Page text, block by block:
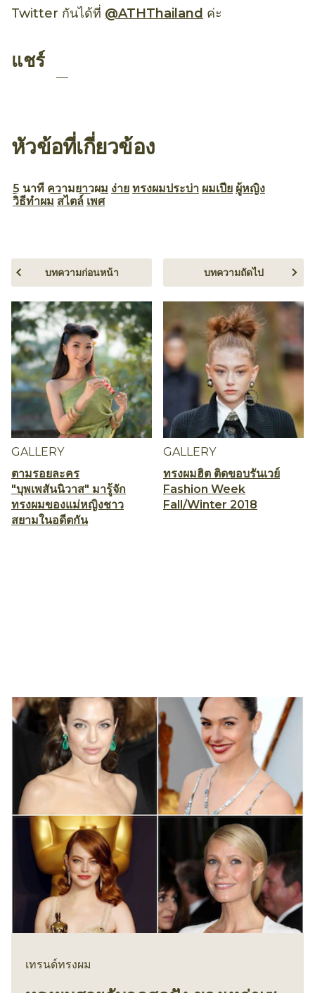
Twitter กันได้ที่ @ATHThailand ค่ะ
แชร์
หัวข้อที่เกี่ยวข้อง
5 นาที ความยาวผม ง่าย ทรงผมประบ่า ผมเปีย ผู้หญิง
วิธีทำผม สไตล์ เพศ
GALLERY
ตามรอยละคร
"บุพเพสันนิวาส" มารู้จัก
ทรงผมของแม่หญิงชาว
สยามในอดีตกัน
บทความก่อนหน้า
GALLERY
ทรงผมฮิต ติดขอบรันเวย์
Fashion Week
Fall/Winter 2018
บทความถัดไป
เทรนด์ทรงผม